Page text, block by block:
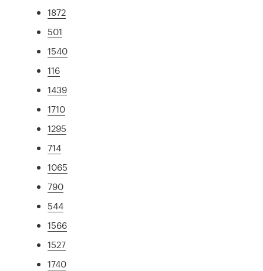
1872
501
1540
116
1439
1710
1295
714
1065
790
544
1566
1527
1740